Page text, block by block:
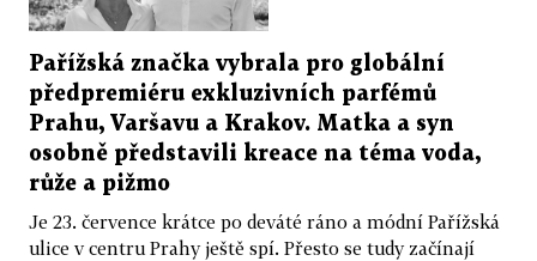
Pařížská značka vybrala pro globální
předpremiéru exkluzivních parfémů
Prahu, Varšavu a Krakov. Matka a syn
osobně představili kreace na téma voda,
růže a pižmo
Je 23. července krátce po deváté ráno a módní Pařížská
ulice v centru Prahy ještě spí. Přesto se tudy začínají